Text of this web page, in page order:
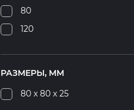
80
120
РАЗМЕРЫ, ММ
80 x 80 x 25